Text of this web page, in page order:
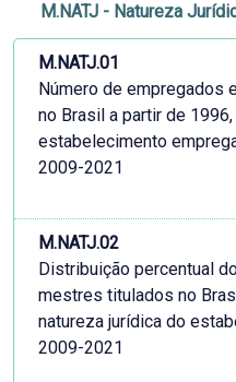
M.NATJ - Natureza
M.NATJ.01
Número de empregados
no Brasil a partir de
estabelecimento
2009-2021
M.NATJ.02
Distribuição percentual
mestres titulados no
natureza jurídica do
2009-2021